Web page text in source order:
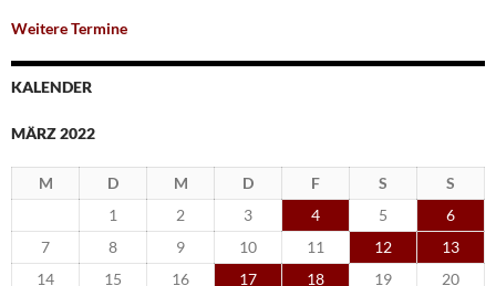
Weitere Termine
KALENDER
MÄRZ 2022
M D M D F S
S
1
2 3 4 5
6
7
8 9 10 11 12
13
14
15 16 17 18 19
20